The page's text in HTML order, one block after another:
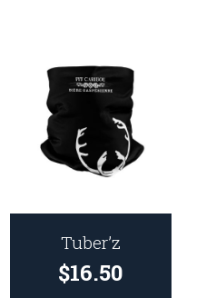
Tuber’z
$16.50